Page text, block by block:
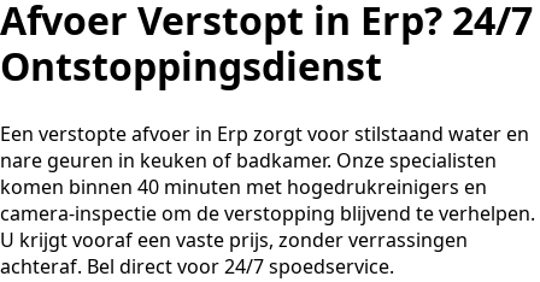
Afvoer Verstopt in Erp? 24/7
Ontstoppingsdienst
Een verstopte afvoer in Erp zorgt voor stilstaand water en
nare geuren in keuken of badkamer. Onze specialisten
komen binnen 40 minuten met hogedrukreinigers en
camera-inspectie om de verstopping blijvend te verhelpen.
U krijgt vooraf een vaste prijs, zonder verrassingen
achteraf. Bel direct voor 24/7 spoedservice.